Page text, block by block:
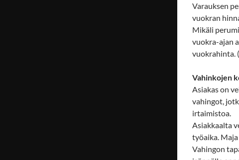
Varauksen
vuokran
Mikäli
vuokra-ajan
vuokrahinta.
Vahinkojen
Asiakas on
vahingot,
irtaimistoa.
Asiakkaalta
työaika.
Vahingon